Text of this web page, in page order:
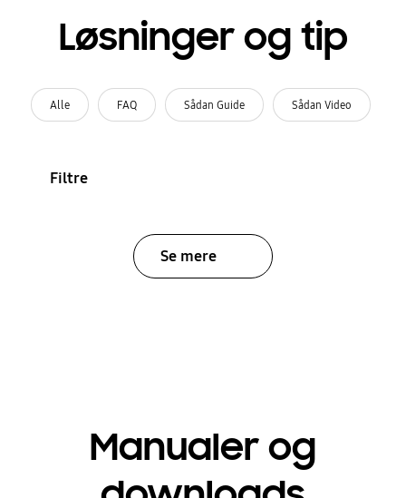
Løsninger og tip
Alle FAQ Sådan Guide Sådan Video
Filtre
Se mere
Manualer og